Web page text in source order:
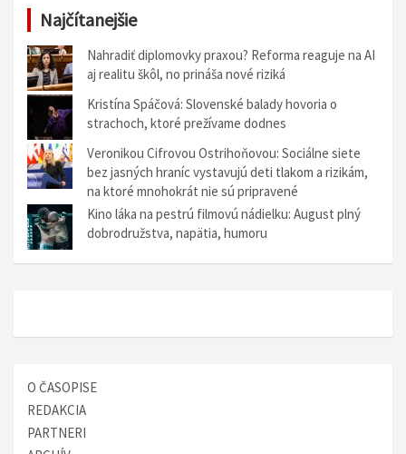
l
Najčítanejšie
Nahradiť diplomovky praxou? Reforma reaguje na AI
aj realitu škôl, no prináša nové riziká
Kristína Spáčová: Slovenské balady hovoria o
strachoch, ktoré prežívame dodnes
Veronikou Cifrovou Ostrihoňovou: Sociálne siete
bez jasných hraníc vystavujú deti tlakom a rizikám,
na ktoré mnohokrát nie sú pripravené
Kino láka na pestrú filmovú nádielku: August plný
dobrodružstva, napätia, humoru
O ČASOPISE
REDAKCIA
PARTNERI